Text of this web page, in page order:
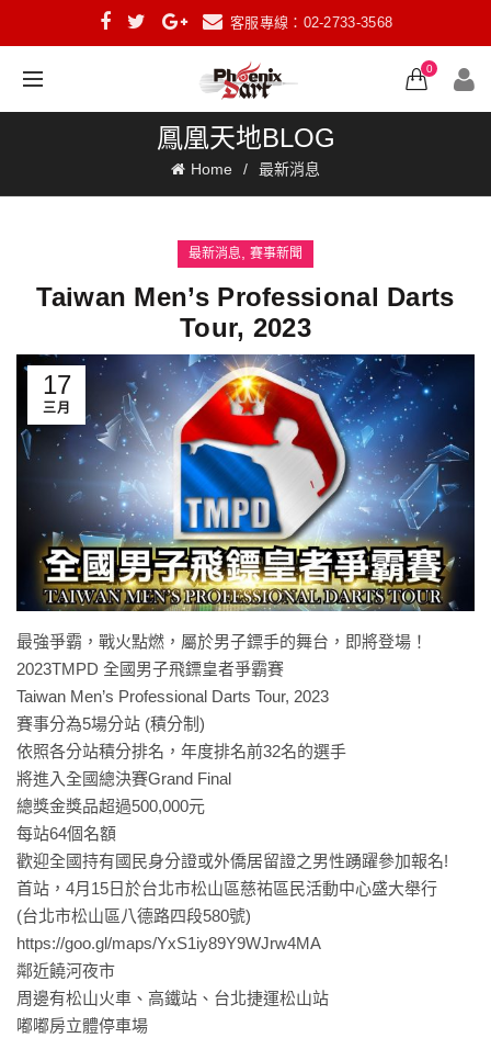
客服專線：02-2733-3568
0
鳳凰天地BLOG
Home 最新消息
最新消息 賽事新聞
Taiwan Men’s Professional Darts
Tour, 2023
17
三月
最強爭霸，戰火點燃，屬於男子鏢手的舞台，即將登場！
2023TMPD 全國男子飛鏢皇者爭霸賽
Taiwan Men’s Professional Darts Tour, 2023
賽事分為5場分站 (積分制)
依照各分站積分排名，年度排名前32名的選手
將進入全國總決賽Grand Final
總獎金獎品超過500,000元
每站64個名額
歡迎全國持有國民身分證或外僑居留證之男性踴躍參加報名!
首站，4月15日於台北市松山區慈祐區民活動中心盛大舉行
(台北市松山區八德路四段580號)
https://goo.gl/maps/YxS1iy89Y9WJrw4MA
鄰近饒河夜市
周邊有松山火車、高鐵站、台北捷運松山站
嘟嘟房立體停車場